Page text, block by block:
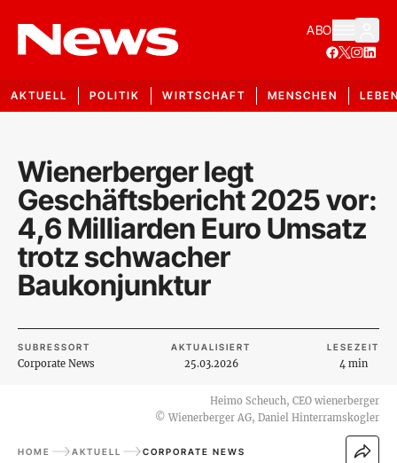
ABO
AKTUELL POLITIK WIRTSCHAFT MENSCHEN
Wienerberger legt
Geschäftsbericht 2025 vor:
4,6 Milliarden Euro Umsatz
trotz schwacher
Baukonjunktur
SUBRESSORT
Corporate News
AKTUALISIERT
25.03.2026
LESEZEIT
4 min
Heimo Scheuch, CEO wienerberger
© Wienerberger AG, Daniel Hinterramskogler
HOME AKTUELL CORPORATE NEWS